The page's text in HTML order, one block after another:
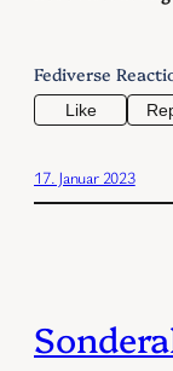
Fediverse
Like
17. Januar 2023